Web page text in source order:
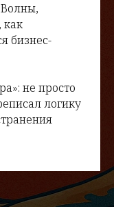
бизнес-
не просто
логику